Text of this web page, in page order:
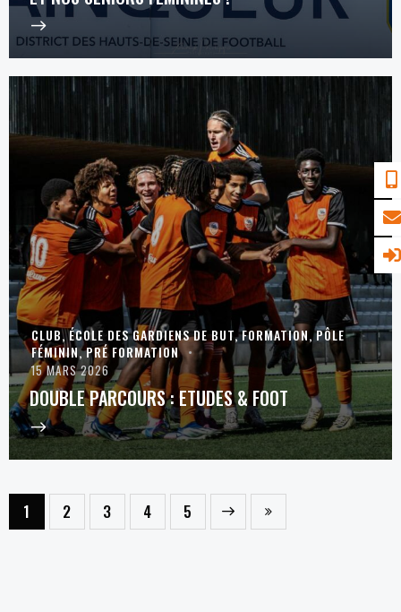
CLUB,ÉCOLE DES GARDIENS DE BUT,FORMATION,PÔLE
FÉMININ,PRÉ FORMATION
15 MARS 2026
DOUBLE PARCOURS : ETUDES & FOOT
1 2 3 4 5
Next Last